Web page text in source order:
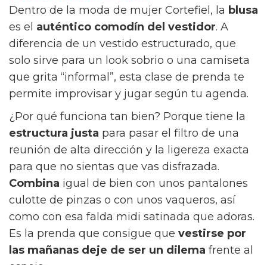
Dentro de la moda de mujer Cortefiel, la blusa
es el auténtico comodín del vestidor. A
diferencia de un vestido estructurado, que
solo sirve para un look sobrio o una camiseta
que grita “informal”, esta clase de prenda te
permite improvisar y jugar según tu agenda.
¿Por qué funciona tan bien? Porque tiene la
estructura justa para pasar el filtro de una
reunión de alta dirección y la ligereza exacta
para que no sientas que vas disfrazada.
Combina igual de bien con unos pantalones
culotte de pinzas o con unos vaqueros, así
como con esa falda midi satinada que adoras.
Es la prenda que consigue que vestirse por
las mañanas deje de ser un dilema frente al